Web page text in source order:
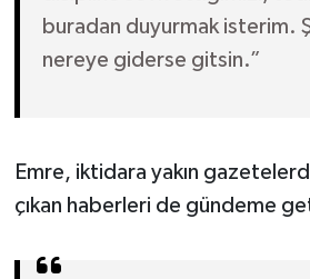
buradan duyurmak isterim.
nereye giderse gitsin.”
Emre, iktidara yakın
çıkan haberleri de gündeme